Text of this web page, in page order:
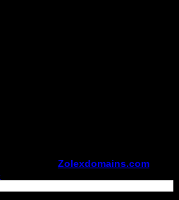
Zolexdomains.com